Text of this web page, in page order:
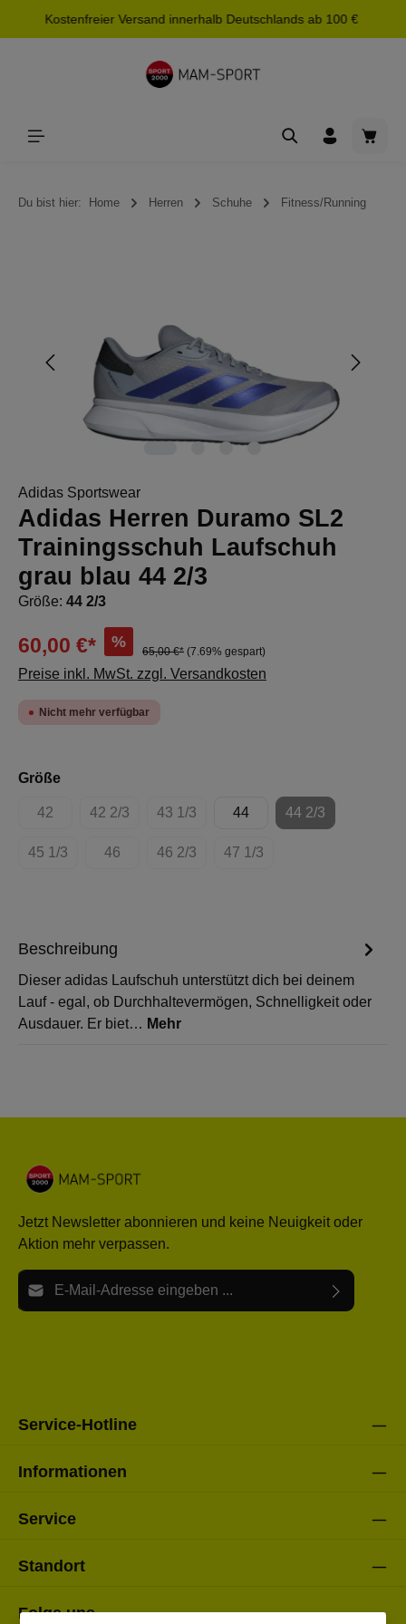
springen
Kostenfreier Versand innerhalb Deutschlands ab 100 €
Du bist hier: Home Herren Schuhe Fitness/Running
Adidas Sportswear
Adidas Herren Duramo SL2
Trainingsschuh Laufschuh
grau blau 44 2/3
Größe: 44 2/3
60,00 €* %
65,00 €* (7.69% gespart)
Preise inkl. MwSt. zzgl. Versandkosten
Nicht mehr verfügbar
Größeauswählen
42
(Diese Option ist zurzeit nicht verfügbar.)
42 2/3
(Diese Option ist zurzeit nicht verfügbar.)
43 1/3
(Diese Option ist zurzeit nicht
44 44 2/3
(Diese Option ist
45 1/3
(Diese Option ist zurzeit nicht verfügbar.)
46
(Diese Option ist zurzeit nicht verfügbar.)
46 2/3
(Diese Option ist zurzeit nicht
47 1/3
(Diese Option ist zurzeit
Beschreibung
Dieser adidas Laufschuh unterstützt dich bei deinem
Lauf - egal, ob Durchhaltevermögen, Schnelligkeit oder
Ausdauer. Er biet… Mehr
Jetzt Newsletter abonnieren und keine Neuigkeit oder
Aktion mehr verpassen.
E-Mail-Adresse*
Service-Hotline
Informationen
Service
Standort
Folge uns